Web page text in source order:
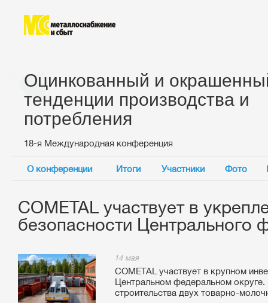
Оцинкованный и
тенденции производства и
потребления
18-я Международная конференция
О конференции Итоги Участники Фото
COMETAL участвует в
безопасности Центрального
14 мая
COMETAL участвует в крупном
Центральном федеральном округе.
строительства двух товарно-